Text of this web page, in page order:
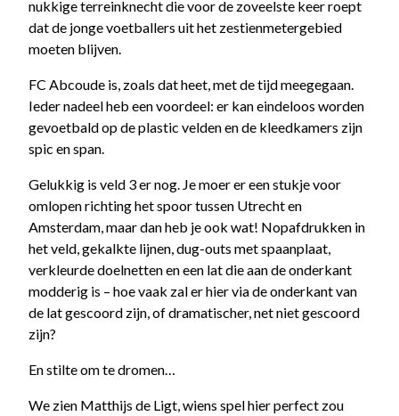
nukkige terreinknecht die voor de zoveelste keer roept
dat de jonge voetballers uit het zestienmetergebied
moeten blijven.
FC Abcoude is, zoals dat heet, met de tijd meegegaan.
Ieder nadeel heb een voordeel: er kan eindeloos worden
gevoetbald op de plastic velden en de kleedkamers zijn
spic en span.
Gelukkig is veld 3 er nog. Je moer er een stukje voor
omlopen richting het spoor tussen Utrecht en
Amsterdam, maar dan heb je ook wat! Nopafdrukken in
het veld, gekalkte lijnen, dug-outs met spaanplaat,
verkleurde doelnetten en een lat die aan de onderkant
modderig is – hoe vaak zal er hier via de onderkant van
de lat gescoord zijn, of dramatischer, net niet gescoord
zijn?
En stilte om te dromen…
We zien Matthijs de Ligt, wiens spel hier perfect zou